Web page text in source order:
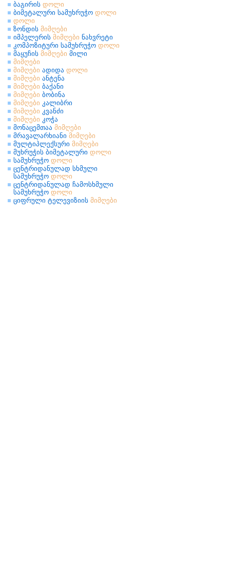
ბაგირის დოლი
ბიმეტალური სამუხრუჭო დოლი
დოლი
ზონდის მიმღები
იმპელერის მიმღები ნახვრეტი
კომპოზიტური სამუხრუჭო დოლი
მაყუჩის მიმღები მილი
მიმღები
მიმღები ადიდა დოლი
მიმღები ანტენა
მიმღები ბაქანი
მიმღები ბობინა
მიმღები კალიბრი
მიმღები კვანძი
მიმღები კოჭა
მონაცემთაა მიმღები
მრავალარხიანი მიმღები
მულტიპლექსური მიმღები
მუხრუჭის ბიმეტალური დოლი
სამუხრუჭო დოლი
ცენტრიდანულად სხმული
სამუხრუჭო დოლი
ცენტრიდანულად ჩამოსხმული
სამუხრუჭო დოლი
ციფრული ტელევიზიის მიმღები